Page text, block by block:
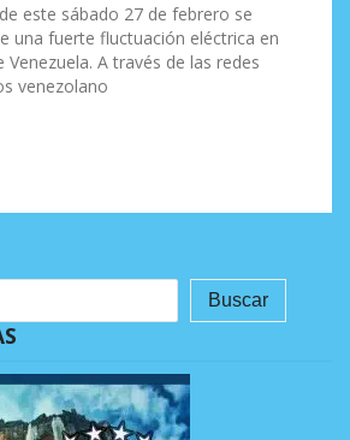
este sábado 27 de febrero se
una fuerte fluctuación eléctrica en
A través de las redes
venezolano
Buscar